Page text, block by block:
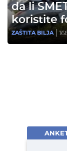
da li
koristite
ZAŠTITA BILJA